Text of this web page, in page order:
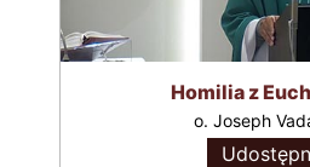
Homilia z
o. Joseph